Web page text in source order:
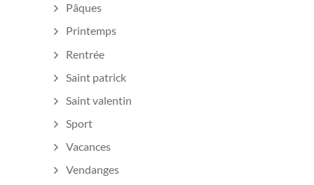
Pâques
Printemps
Rentrée
Saint patrick
Saint valentin
Sport
Vacances
Vendanges